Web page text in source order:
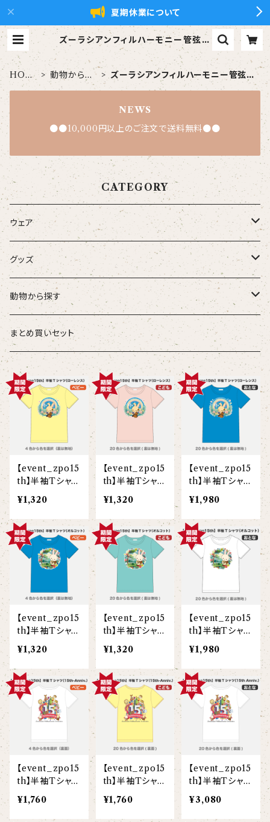
夏期休業について
ズーラシアンフィルハーモニー管弦楽
団 | ズーラシアンブラス【xZBt】公式
ショップ
HOM
動物から探
す
ズーラシアンフィルハーモニー管弦楽
団
NEWS
●●10,000円以上のご注文で送料無料●●
CATEGORY
ウェア
大人
こども
ベビー
スタイ
カバーオール
ギフトセット
Tシャツ
Tシャツ（半袖）
【face】
【kakugen】
【hibiscus】
【I love】
【onepoint】
【xx's day】
【birthday】
【anniversary】
【Allstar】
【unit】
オリジナルイラストTシャツ
オーバーサイズTシャツ（半袖）
【custom_point】
【face_point】
【resort】
【motif】
マグナムウェイトビッグシルエットTシャツ
【hello(刺繍)】
ベースボールシャツ
ポロシャツ
【emblem_basic】
【emblem_chara】
【crest】
【6faces】
カラードライポロシャツ
【Brass_emblem】
シャツ
アロハシャツ
ボタンダウン半袖シャツ
オックスフォード長袖シャツ
パーカー
プルオーバーパーカー
ドライジップパーカー
トレーナー
アウター
【chara】
【custom_point】
ハット・ネックウォーマー
グッズ
タオル・ハンカチ
ポーチ
トートバッグ
おけいこバッグ
デニムトート
ジュートバッグ
ブランケット
ペットアイテム
巾着
サコッシュ
ポシェット
バックパック・リュック
動物から探す
ズーラシアンブラス
オカピ
インドライオン
ドゥクラングール
マレーバク
スマトラトラ
ホッキョクグマ
弦うさぎ
メグ
ベス
ジョー
ハンナ
サキソフォックス
ラトゥール
ラフィット
ムートン
クラリキャット
メリッサ
ローズマリー
ペパーミント
ことふえパピヨン
パーカッション
ドール
ナマケモノ
リトルシスタードール
たたきのトリ アイリス
たたきのトリ スカーレット
ズーラシアンフィルハーモニー管弦楽団
コビトカバ
ジャイアントパンダ
ゴールデンターキン
オセロット
カズンバク
はたらくトリ
セクション
トラ軍団
バク一族
パーカッションチーム
まとめ買いセット
【event_zpo15
th】半袖Tシャツ
（ローレンス）(ベ
ビー)
¥1,320
【event_zpo15
th】半袖Tシャツ
（ローレンス）(こ
ども)
¥1,320
【event_zpo15
th】半袖Tシャツ
（ローレンス）(大
人)
¥1,980
【event_zpo15
th】半袖Tシャツ
（オルコット）(ベ
ビー)
¥1,320
【event_zpo15
th】半袖Tシャツ
（オルコット）(こ
ども)
¥1,320
【event_zpo15
th】半袖Tシャツ
（オルコット）(大
人)
¥1,980
【event_zpo15
th】半袖Tシャツ
（15th Anniv.）
(ベビー)
¥1,760
【event_zpo15
th】半袖Tシャツ
（15th Anniv.）
(こども)
¥1,760
【event_zpo15
th】半袖Tシャツ
（15th Anniv.）
(大人)
¥3,080